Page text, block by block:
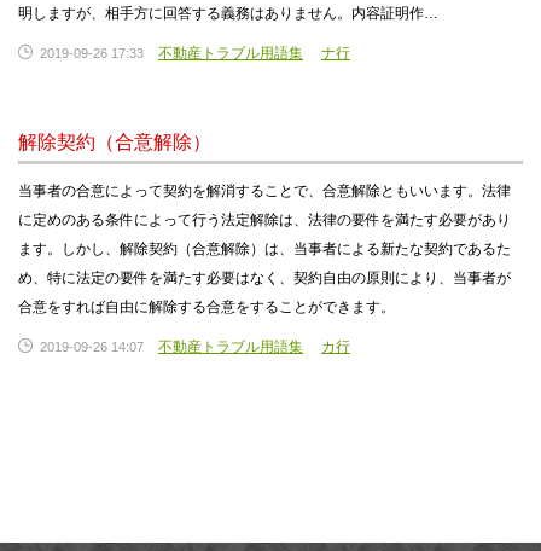
明しますが、相手方に回答する義務はありません。内容証明作…
2019-09-26 17:33 不動産トラブル用語集 ナ行
解除契約（合意解除）
当事者の合意によって契約を解消することで、合意解除ともいいます。法律
に定めのある条件によって行う法定解除は、法律の要件を満たす必要があり
ます。しかし、解除契約（合意解除）は、当事者による新たな契約であるた
め、特に法定の要件を満たす必要はなく、契約自由の原則により、当事者が
合意をすれば自由に解除する合意をすることができます。
2019-09-26 14:07 不動産トラブル用語集 カ行